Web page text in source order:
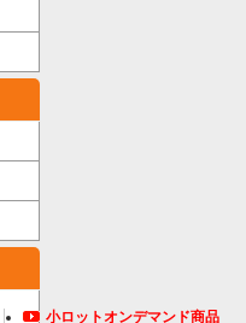
小ロットオンデマンド商品